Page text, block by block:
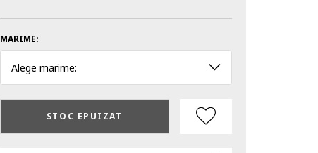
MARIME:
Alege marime:
STOC EPUIZAT